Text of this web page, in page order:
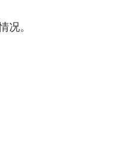
况。